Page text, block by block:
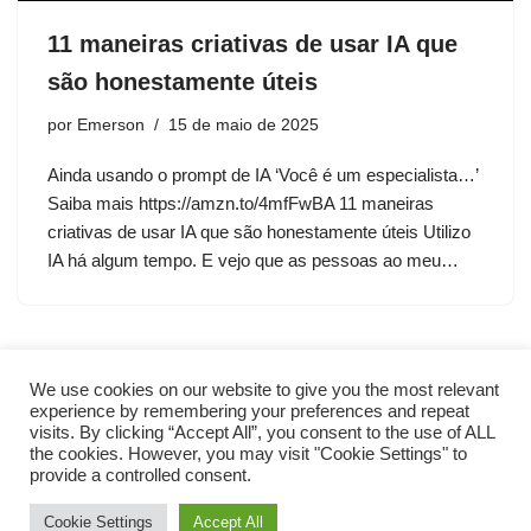
11 maneiras criativas de usar IA que
são honestamente úteis
por Emerson 15 de maio de 2025
Ainda usando o prompt de IA ‘Você é um especialista…’
Saiba mais https://amzn.to/4mfFwBA 11 maneiras
criativas de usar IA que são honestamente úteis Utilizo
IA há algum tempo. E vejo que as pessoas ao meu…
We use cookies on our website to give you the most relevant
experience by remembering your preferences and repeat
visits. By clicking “Accept All”, you consent to the use of ALL
the cookies. However, you may visit "Cookie Settings" to
provide a controlled consent.
Cookie Settings Accept All